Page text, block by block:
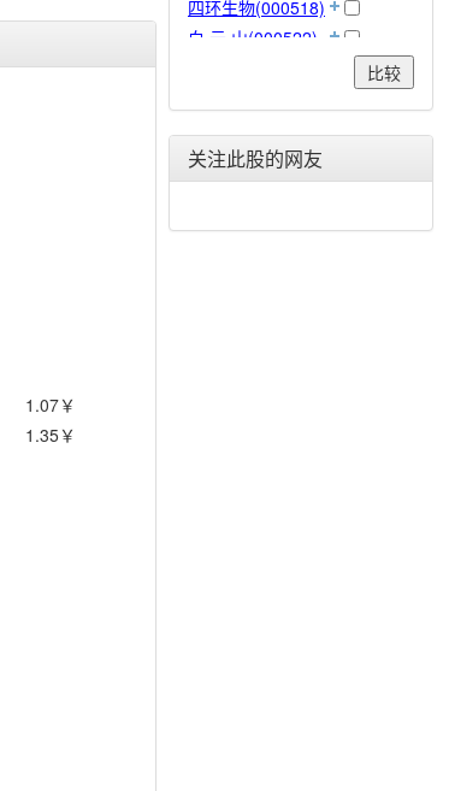
1.07￥
1.35￥
四环生物(000518)
白 云 山(000522)
启迪古汉(000590)
东北制药(000597)
比较
关注此股的网友